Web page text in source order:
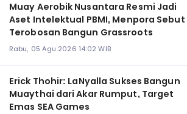
Muay Aerobik Nusantara Resmi Jadi
Aset Intelektual PBMI, Menpora Sebut
Terobosan Bangun Grassroots
Rabu, 05 Agu 2026 14:02 WIB
Erick Thohir: LaNyalla Sukses Bangun
Muaythai dari Akar Rumput, Target
Emas SEA Games